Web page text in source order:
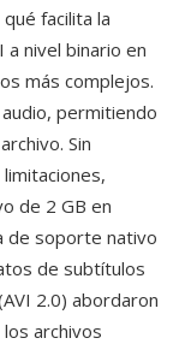
facilita la
nivel binario en
más complejos.
permitiendo
Sin
de 2 GB en
de soporte nativo
de subtítulos
2.0) abordaron
archivos